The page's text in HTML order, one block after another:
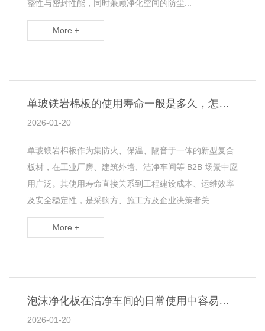
整性与密封性能，同时兼顾净化空间的防尘...
More +
单玻镁岩棉板的使用寿命一般是多久，怎样延长其使用年限？​
2026-01-20
单玻镁岩棉板作为集防火、保温、隔音于一体的新型复合
板材，在工业厂房、建筑外墙、洁净车间等 B2B 场景中应
用广泛。其使用寿命直接关系到工程建设成本、运维效率
及安全稳定性，是采购方、施工方及企业决策者关...
More +
泡沫净化板在洁净车间的日常使用中容易出现哪些问题？​
2026-01-20